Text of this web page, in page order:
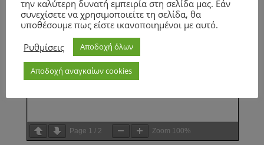
Page 1 / 2 Zoom 100%
την καλύτερη δυνατή εμπειρία στη σελίδα μας. Εάν
συνεχίσετε να χρησιμοποιείτε τη σελίδα, θα
υποθέσουμε πως είστε ικανοποιημένοι με αυτό.
Ρυθμίσεις
Αποδοχή όλων
Αποδοχή αναγκαίων cookies